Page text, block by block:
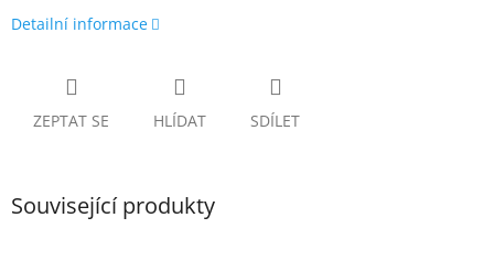
Detailní informace
ZEPTAT SE HLÍDAT SDÍLET
Související produkty